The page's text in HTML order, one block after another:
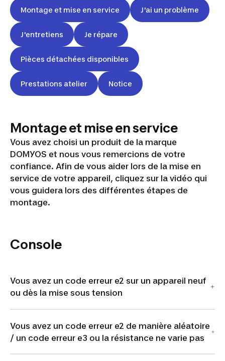
Montage et mise en service J'ai un problème
J'entretiens Je répare
Pièces détachées disponibles
Prestations atelier Notice
Montage et mise en service
Vous avez choisi un produit de la marque
DOMYOS et nous vous remercions de votre
confiance. Afin de vous aider lors de la mise en
service de votre appareil, cliquez sur la vidéo qui
vous guidera lors des différentes étapes de
montage.
EB
Console
Vous avez un code erreur e2 sur un appareil neuf
ou dès la mise sous tension
Vous avez un code erreur e2 de manière aléatoire
/ un code erreur e3 ou la résistance ne varie pas